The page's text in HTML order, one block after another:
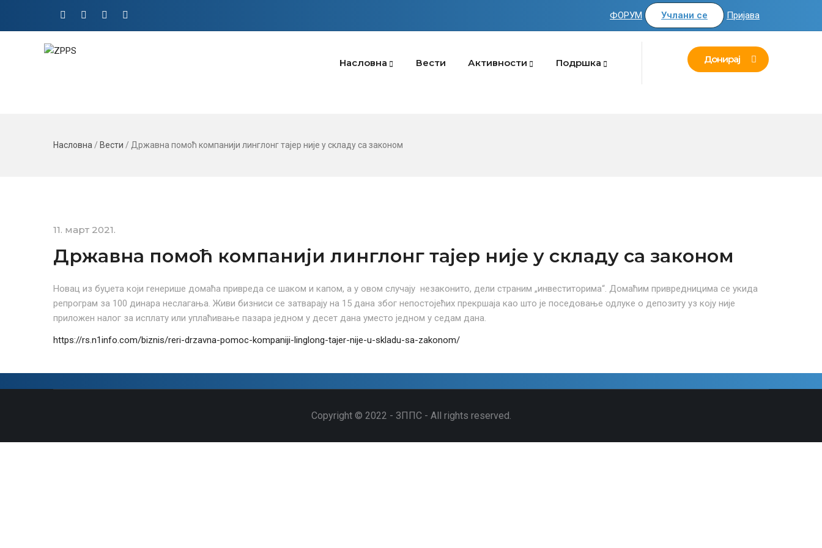
ФОРУМ Учлани се Пријава
Насловна Вести Активности Подршка Донирај
Насловна / Вести / Државна помоћ компанији линглонг тајер није у складу са законом
11. март 2021.
Државна помоћ компанији линглонг тајер није у складу са законом
Новац из буџета који генерише домаћа привреда се шаком и капом, а у овом случају незаконито, дели страним „инвеститорима“. Домаћим привредницима се укида
репрограм за 100 динара неслагања. Живи бизниси се затварају на 15 дана због непостојећих прекршаја као што је поседовање одлуке о депозиту уз коју није
приложен налог за исплату или уплаћивање пазара једном у десет дана уместо једном у седам дана.
https://rs.n1info.com/biznis/reri-drzavna-pomoc-kompaniji-linglong-tajer-nije-u-skladu-sa-zakonom/
Copyright © 2022 - ЗППС - All rights reserved.